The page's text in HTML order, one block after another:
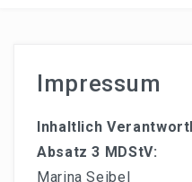
Impressum
Inhaltlich
Absatz 3 MDStV:
Marina Seibel